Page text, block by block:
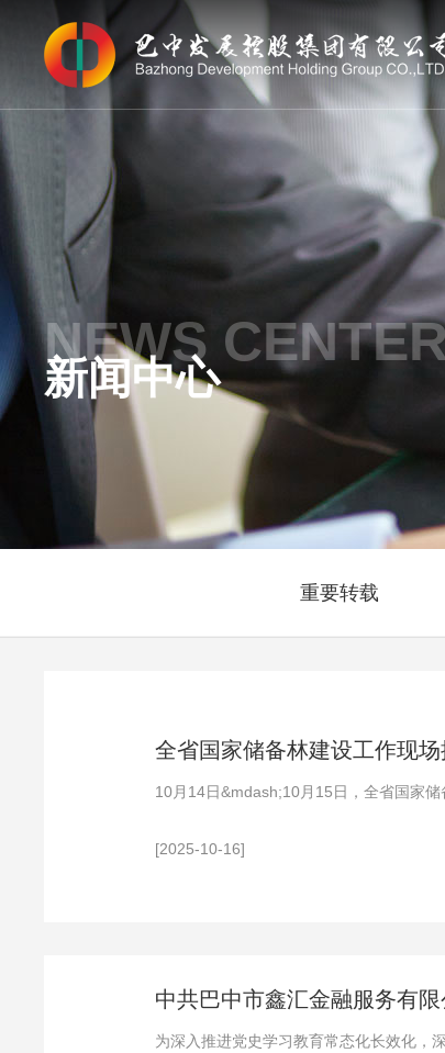
新闻中心
NEWS
重要转载
全省国家储备林建设工作现
10月14日&mdash;10月15日，全省国家
[2025-10-16]
中共巴中市鑫汇金融服务有
为深入推进党史学习教育常态化长效化，